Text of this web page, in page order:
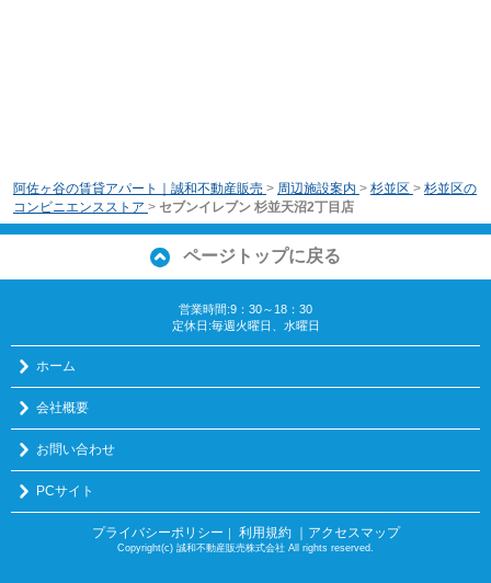
阿佐ヶ谷の賃貸アパート｜誠和不動産販売 > 周辺施設案内 > 杉並区 > 杉並区の
コンビニエンスストア > セブンイレブン 杉並天沼2丁目店
ページトップに戻る
営業時間:9：30～18：30
定休日:毎週火曜日、水曜日
ホーム
会社概要
お問い合わせ
PCサイト
プライバシーポリシー ｜ 利用規約 ｜アクセスマップ
Copyright(c) 誠和不動産販売株式会社 All rights reserved.